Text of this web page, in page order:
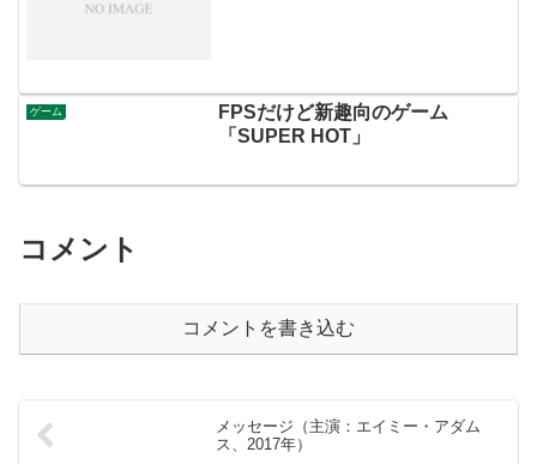
ゲーム
FPSだけど新趣向のゲーム
「SUPER HOT」
コメント
コメントを書き込む
メッセージ（主演：エイミー・アダム
ス、2017年）